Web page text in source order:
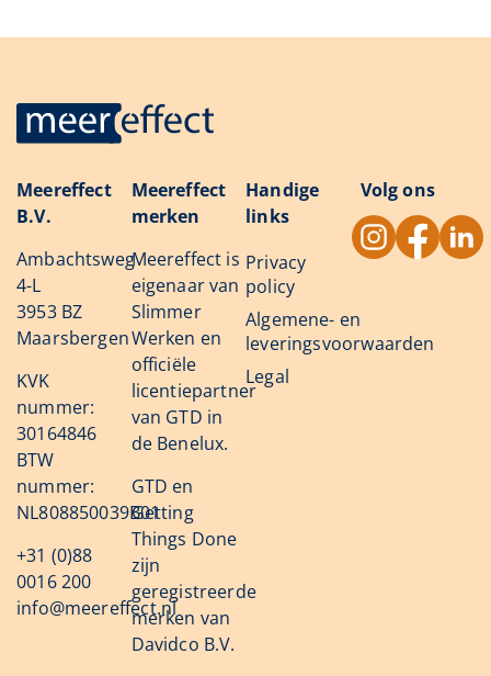
Meereffect
B.V.
Ambachtsweg
4-L
3953 BZ
Maarsbergen
KVK
nummer:
30164846
BTW
nummer:
NL808850039B01
+31 (0)88
0016 200
info@meereffect.nl
Meereffect
merken
Meereffect is
eigenaar van
Slimmer
Werken en
officiële
licentiepartner
van GTD in
de Benelux.
GTD en
Getting
Things Done
zijn
geregistreerde
merken van
Davidco B.V.
Handige
links
Privacy
policy
Algemene- en
leveringsvoorwaarden
Legal
Volg ons